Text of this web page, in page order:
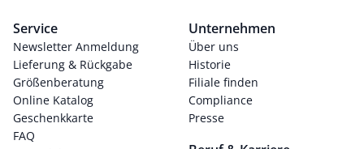
Service
Newsletter Anmeldung
Lieferung & Rückgabe
Größenberatung
Online Katalog
Geschenkkarte
FAQ
Unternehmen
Über uns
Historie
Filiale finden
Compliance
Presse